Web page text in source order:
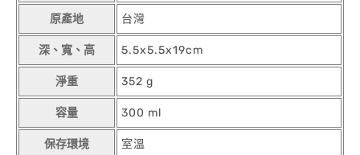
原產地 台灣
深、寬、高 5.5x5.5x19cm
淨重 352 g
容量 300 ml
保存環境 室溫